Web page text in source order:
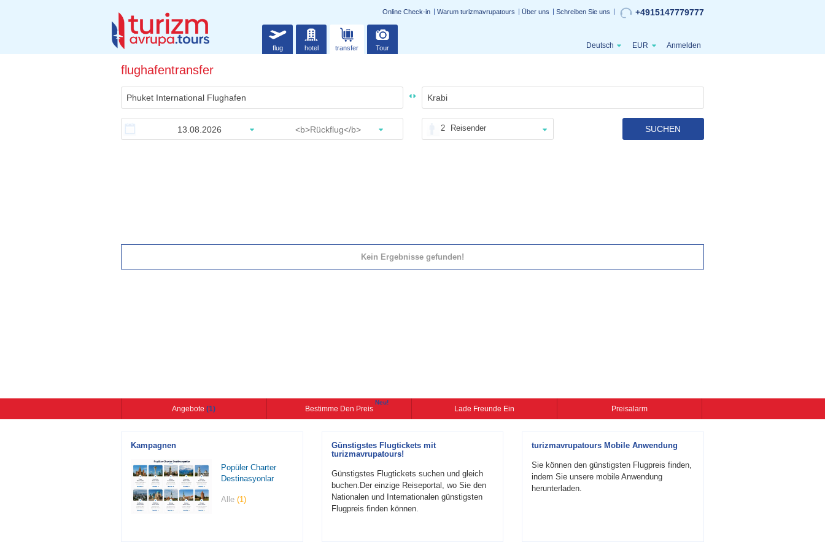
Online Check-in Warum turizmavrupatours Über uns Schreiben Sie uns +4915147779777
flug hotel transfer Tour Deutsch EUR Anmelden
flughafentransfer
2 Reisender SUCHEN
Kein Ergebnisse gefunden!
Angebote(1) Bestimme Den Preis
Neu!
Lade Freunde Ein Preisalarm
Kampagnen
Popüler Charter
Destinasyonlar
Alle(1)
Günstigstes Flugtickets mit
turizmavrupatours!
Günstigstes Flugtickets suchen und gleich
buchen.Der einzige Reiseportal, wo Sie den
Nationalen und Internationalen günstigsten
Flugpreis finden können.
turizmavrupatours Mobile Anwendung
Sie können den günstigsten Flugpreis finden,
indem Sie unsere mobile Anwendung
herunterladen.